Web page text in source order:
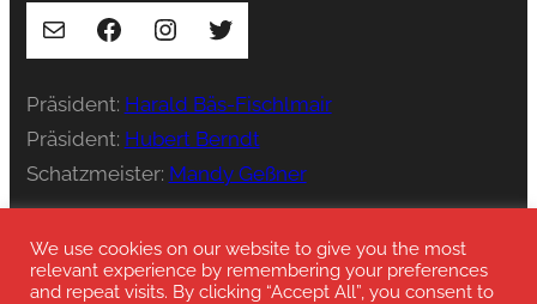
E-Mail Facebook Instagram Twitter
Präsident: Harald Bäs-Fischlmair
Präsident: Hubert Berndt
Schatzmeister: Mandy Geßner
Presse: press@stenka-ev.de
We use cookies on our website to give you the most
relevant experience by remembering your preferences
and repeat visits. By clicking “Accept All”, you consent to